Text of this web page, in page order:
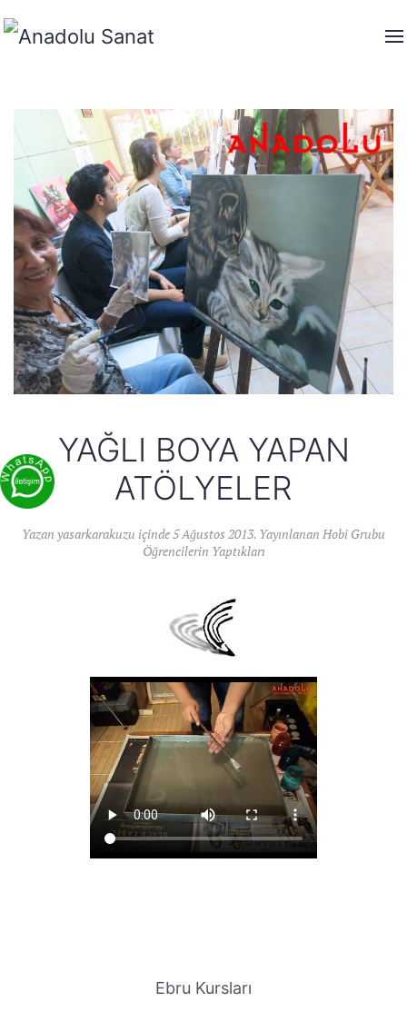
YAĞLI BOYA YAPAN
ATÖLYELER
Yazan yasarkarakuzu içinde5 Ağustos 2013. Yayınlanan Hobi Grubu
Öğrencilerin Yaptıkları
Ebru Kursları